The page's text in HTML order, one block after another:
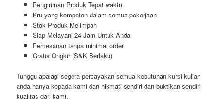
Pengiriman Produk Tepat waktu
Kru yang kompeten dalam semua pekerjaan
Stok Produk Melimpah
Siap Melayani 24 Jam Untuk Anda
Pemesanan tanpa minimal order
Gratis Ongkir (S&K Berlaku)
Tunggu apalagi segera percayakan semua kebutuhan kursi kuliah
anda hanya kepada kami dan nikmati sendiri dan buktikan sendiri
kualitas dari kami.